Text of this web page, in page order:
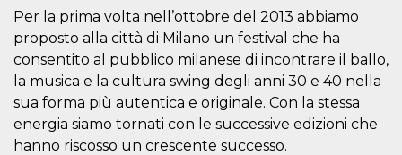
Per la prima volta nell’ottobre del 2013 abbiamo
proposto alla città di Milano un festival che ha
consentito al pubblico milanese di incontrare il ballo,
la musica e la cultura swing degli anni 30 e 40 nella
sua forma più autentica e originale. Con la stessa
energia siamo tornati con le successive edizioni che
hanno riscosso un crescente successo.
wordpress_test_cookie
Inc.
.oooh.events
Wordpress,
verifica che il
browser accetti i
cookie.
PHPSESSID
PHP.net
oooh.events
Sessione
Cookie
generato da
applicazioni